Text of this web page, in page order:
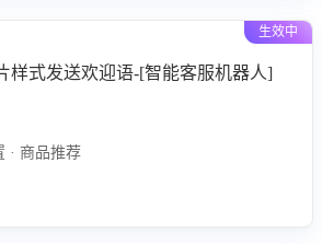
生效中
样式发送欢迎语-[智能客服机器人]
· 商品推荐